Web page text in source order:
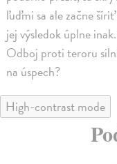
ľuďmi sa ale začne
jej výsledok úplne
Odboj proti teroru
na úspech?
High-contrast mode